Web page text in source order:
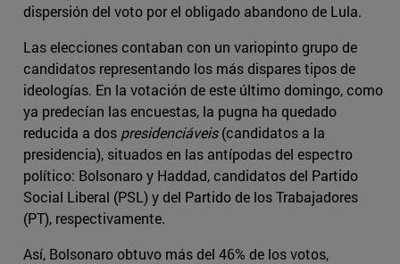
dispersión del voto por el obligado abandono de Lula.
Las elecciones contaban con un variopinto grupo de
candidatos representando los más dispares tipos de
ideologías. En la votación de este último domingo, como
ya predecían las encuestas, la pugna ha quedado
reducida a dos presidenciáveis(candidatos a la
presidencia), situados en las antípodas del espectro
político: Bolsonaro y Haddad, candidatos del Partido
Social Liberal (PSL) y del Partido de los Trabajadores
(PT), respectivamente.
Así, Bolsonaro obtuvo más del 46% de los votos,